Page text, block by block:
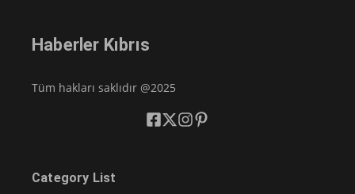
Haberler Kıbrıs
Tüm hakları saklıdır @2025
Category List